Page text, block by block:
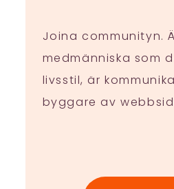
Joina communityn.
medmänniska som
livsstil, är
byggare av